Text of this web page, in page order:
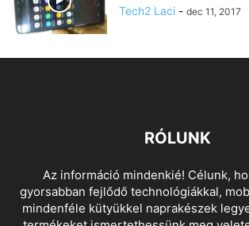
Tech2 Laci - dec 11, 2017
RÓLUNK
Az információ mindenkié! Célunk,
gyorsabban fejlődő technológiákkal,
mindenféle kütyükkel naprakészek